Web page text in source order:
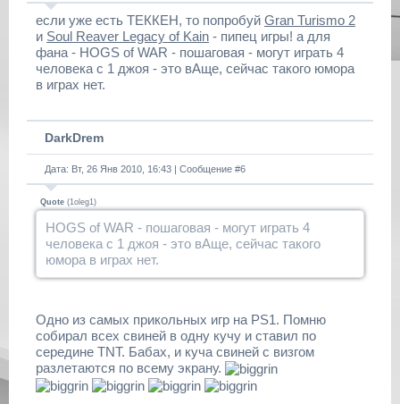
если уже есть ТЕККЕН, то попробуй Gran Turismo 2
и Soul Reaver Legacy of Kain - пипец игры! а для
фана - HOGS of WAR - пошаговая - могут играть 4
человека с 1 джоя - это вАще, сейчас такого юмора
в играх нет.
DarkDrem
Дата: Вт, 26 Янв 2010, 16:43 | Сообщение #6
Quote (1oleg1)
HOGS of WAR - пошаговая - могут играть 4
человека с 1 джоя - это вАще, сейчас такого
юмора в играх нет.
Одно из самых прикольных игр на PS1. Помню
собирал всех свиней в одну кучу и ставил по
середине TNT. Бабах, и куча свиней с визгом
разлетаются по всему экрану.